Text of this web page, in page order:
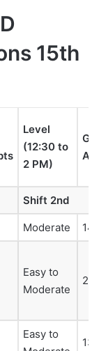
15th
Level
(12:30 to
2 PM)
Shift 2nd
Moderate
Easy to
Moderate
Easy to